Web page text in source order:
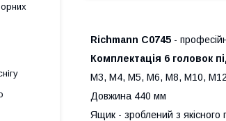
Richmann C0745 -
Комплектація 6 головок
М3, М4, М5, М6, М8, М10,
Довжина 440 мм
Ящик - зроблений з якісного